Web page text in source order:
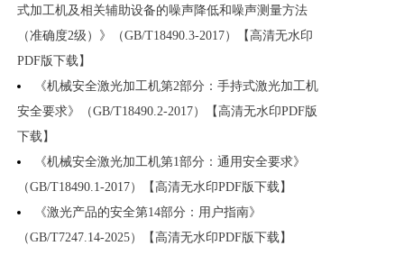
式加工机及相关辅助设备的噪声降低和噪声测量方法
（准确度2级）》（GB/T18490.3-2017）【高清无水印
PDF版下载】
《机械安全激光加工机第2部分：手持式激光加工机
安全要求》（GB/T18490.2-2017）【高清无水印PDF版
下载】
《机械安全激光加工机第1部分：通用安全要求》
（GB/T18490.1-2017）【高清无水印PDF版下载】
《激光产品的安全第14部分：用户指南》
（GB/T7247.14-2025）【高清无水印PDF版下载】